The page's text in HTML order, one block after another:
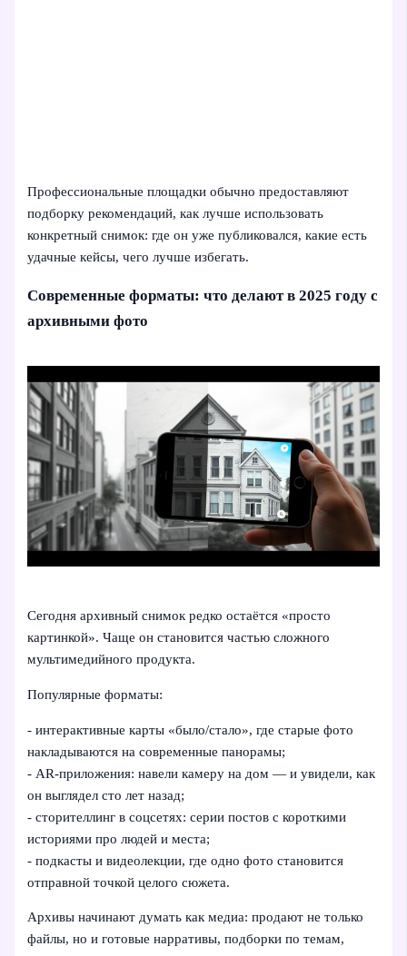
Профессиональные площадки обычно предоставляют
подборку рекомендаций, как лучше использовать
конкретный снимок: где он уже публиковался, какие есть
удачные кейсы, чего лучше избегать.
Современные форматы: что делают в 2025 году с
архивными фото
Сегодня архивный снимок редко остаётся «просто
картинкой». Чаще он становится частью сложного
мультимедийного продукта.
Популярные форматы:
- интерактивные карты «было/стало», где старые фото
накладываются на современные панорамы;
- AR‑приложения: навели камеру на дом — и увидели, как
он выглядел сто лет назад;
- сторителлинг в соцсетях: серии постов с короткими
историями про людей и места;
- подкасты и видеолекции, где одно фото становится
отправной точкой целого сюжета.
Архивы начинают думать как медиа: продают не только
файлы, но и готовые нарративы, подборки по темам,